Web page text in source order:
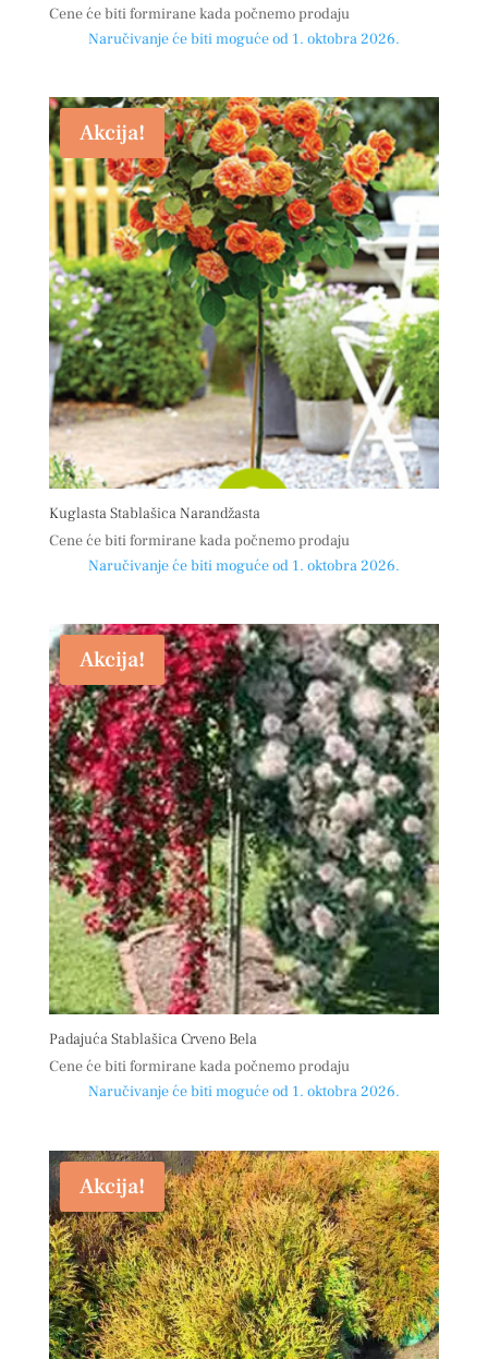
Cene će biti formirane kada počnemo prodaju
Naručivanje će biti moguće od 1. oktobra 2026.
Akcija!
Kuglasta Stablašica Narandžasta
Cene će biti formirane kada počnemo prodaju
Naručivanje će biti moguće od 1. oktobra 2026.
Akcija!
Padajuća Stablašica Crveno Bela
Cene će biti formirane kada počnemo prodaju
Naručivanje će biti moguće od 1. oktobra 2026.
Akcija!